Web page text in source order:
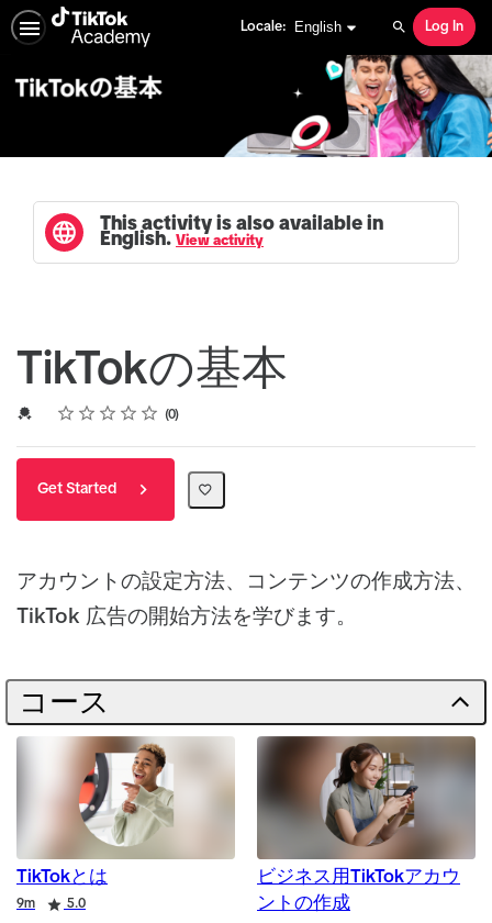
Locale:
English selected English Search
Log In
This activity is also available in
English. View activity
TikTokの基本
Credential For Completion
Rating
1 star
2 stars
3 stars
4 stars
5 stars
Average rating: 0 0
No reviews
Get Started
アカウントの設定方法、コンテンツの作成方法、
TikTok 広告の開始方法を学びます。
コース
TikTokとは
Duration
9m
Rating 5.0
ビジネス用TikTokアカウ
ントの作成